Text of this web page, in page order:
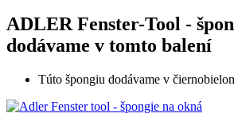
ADLER Fenster-Tool -
dodávame v tomto balení
Túto špongiu dodávame v